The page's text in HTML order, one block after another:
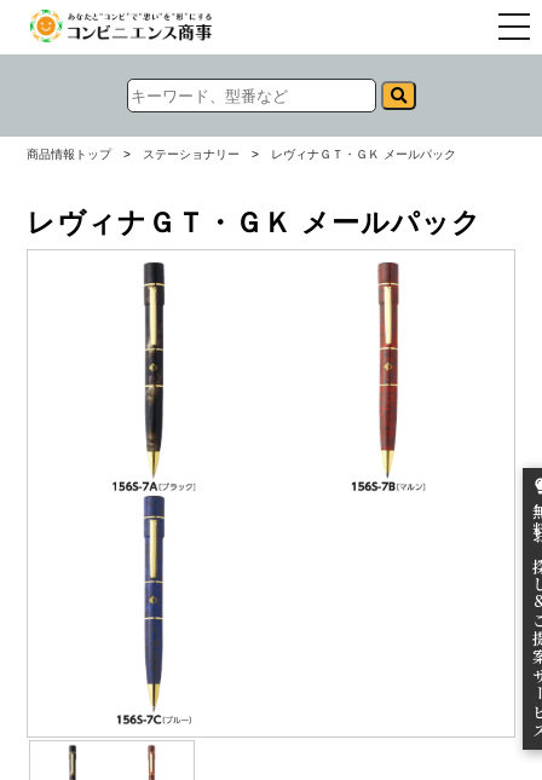
無
ご
商品情報トップ > ステーショナリー > レヴィナＧＴ・ＧＫ メールパック
レヴィナＧＴ・ＧＫ メールパック